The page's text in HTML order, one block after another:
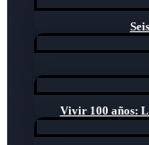
Vivir 100 años: